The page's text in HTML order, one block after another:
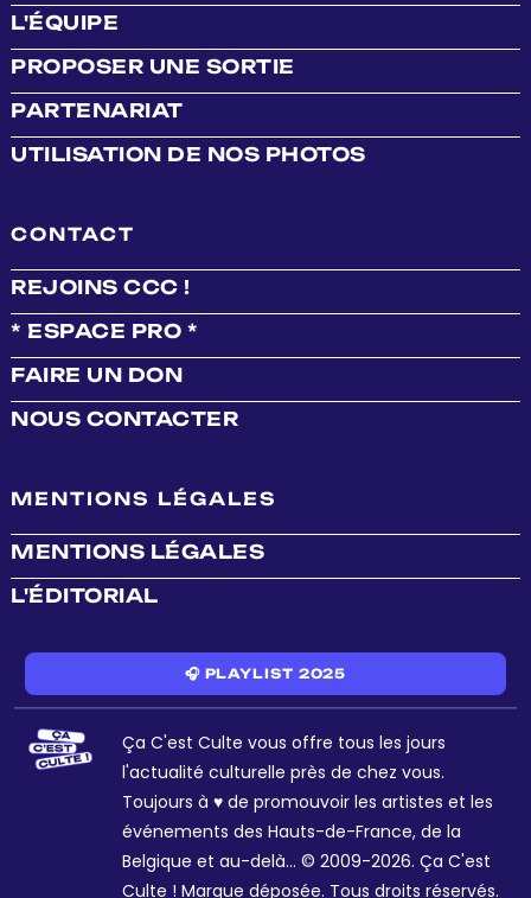
L'ÉQUIPE
PROPOSER UNE SORTIE
PARTENARIAT
UTILISATION DE NOS PHOTOS
CONTACT
REJOINS CCC !
* ESPACE PRO *
FAIRE UN DON
NOUS CONTACTER
MENTIONS LÉGALES
MENTIONS LÉGALES
L'ÉDITORIAL
🎧 PLAYLIST 2025
Ça C'est Culte vous offre tous les jours
l'actualité culturelle près de chez vous.
Toujours à ♥ de promouvoir les artistes et les
événements des Hauts-de-France, de la
Belgique et au-delà... © 2009-2026. Ça C'est
Culte ! Marque déposée. Tous droits réservés.